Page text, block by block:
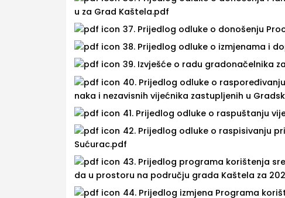
u za Grad Kaštela.pdf
37. Prijedlog odluke o donošenju
38. Prijedlog odluke o izmjenama i
39. Izvješće o radu gradonačelnika
40. Prijedlog odluke o
naka i nezavisnih vijećnika zastupljenih u
41. Prijedlog odluke o raspuštanju
42. Prijedlog odluke o raspisivanju
Sućurac.pdf
43. Prijedlog programa korištenja
da u prostoru na području grada Kaštela za
44. Prijedlog izmjena Programa